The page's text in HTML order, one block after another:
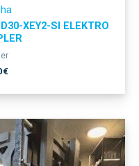
XEY2-SI ELEKTRO
€